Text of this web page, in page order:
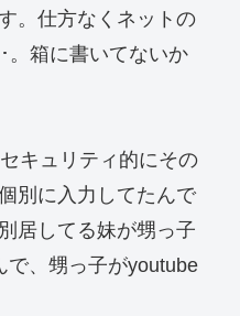
。仕方なくネットの
。箱に書いてないか
キュリティ的にその
別に入力してたんで
居してる妹が甥っ子
で、甥っ子がyoutube